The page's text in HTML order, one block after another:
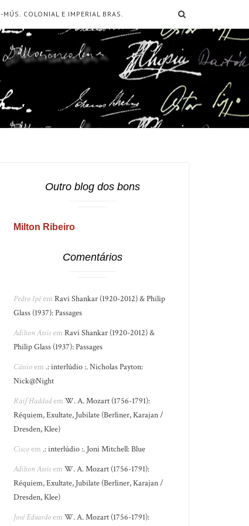
-MÚS. COLONIAL E IMPERIAL BRAS.
Outro blog dos bons
Milton Ribeiro
Comentários
Pedro IpêemRavi Shankar (1920-2012) & Philip
Glass (1937): Passages
Adilson AssisemRavi Shankar (1920-2012) &
Philip Glass (1937): Passages
Cássioem .: interlúdio :. Nicholas Payton:
Nick@Night
Raif HaddademW. A. Mozart (1756-1791):
Réquiem, Exultate, Jubilate (Berliner, Karajan /
Dresden, Klee)
Ciscoem .: interlúdio :. Joni Mitchell: Blue
Adilson AssisemW. A. Mozart (1756-1791):
Réquiem, Exultate, Jubilate (Berliner, Karajan /
Dresden, Klee)
José EduardoemW. A. Mozart (1756-1791):